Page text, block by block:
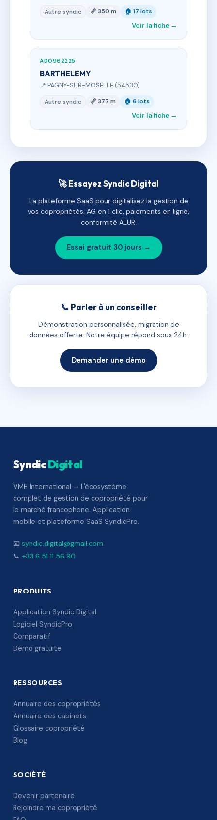
Autre syndic 📏 350 m 🏠 17 lots
Voir la fiche →
AD0962225
BARTHELEMY
📍 PAGNY-SUR-MOSELLE (54530)
Autre syndic 📏 377 m 🏠 6 lots
Voir la fiche →
🚀 Essayez Syndic Digital
La plateforme SaaS pour digitalisez la gestion de
vos copropriétés. AG en 1 clic, paiements en ligne,
conformité ALUR.
Essai gratuit 30 jours →
📞 Parler à un conseiller
Démonstration personnalisée, migration de
données offerte. Notre équipe répond sous 24h.
Demander une démo
SyndicDigital
VME International — L'écosystème
complet de gestion de copropriété pour
le marché francophone. Application
mobile et plateforme SaaS SyndicPro.
📧 syndic.digital@gmail.com
📞 +33 6 51 11 56 90
PRODUITS
Application Syndic Digital
Logiciel SyndicPro
Comparatif
Démo gratuite
RESSOURCES
Annuaire des copropriétés
Annuaire des cabinets
Glossaire copropriété
Blog
SOCIÉTÉ
Devenir partenaire
Rejoindre ma copropriété